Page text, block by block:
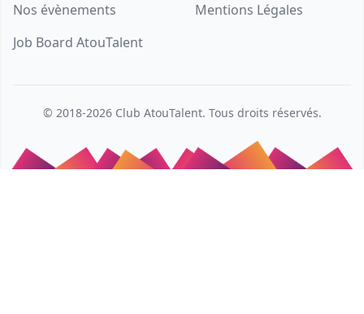
Nos évènements
Job Board AtouTalent
Mentions Légales
© 2018-2026 Club AtouTalent. Tous droits réservés.